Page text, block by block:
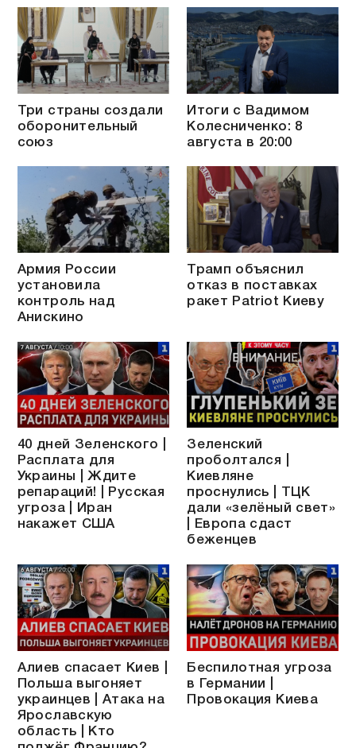
Три страны создали
оборонительный
союз
Итоги с Вадимом
Колесниченко: 8
августа в 20:00
Армия России
установила
контроль над
Анискино
Трамп объяснил
отказ в поставках
ракет Patriot Киеву
40 дней Зеленского |
Расплата для
Украины | Ждите
репараций! | Русская
угроза | Иран
накажет США
Зеленский
проболтался |
Киевляне
проснулись | ТЦК
дали «зелёный свет»
| Европа сдаст
беженцев
Алиев спасает Киев |
Польша выгоняет
украинцев | Атака на
Ярославскую
область | Кто
Беспилотная угроза
в Германии |
Провокация Киева